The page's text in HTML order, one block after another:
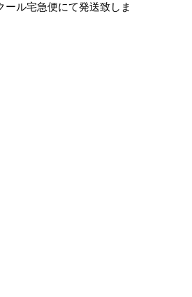
ル宅急便にて発送致しま